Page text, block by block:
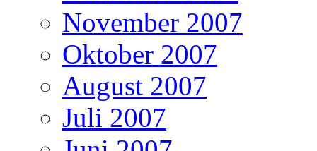
November 2007
Oktober 2007
August 2007
Juli 2007